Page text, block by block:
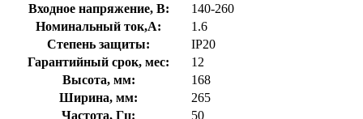
Входное напряжение, В:
140-260
Номинальный ток,А:
1.6
Степень защиты:
IP20
Гарантийный срок, мес:
12
Высота, мм:
168
Ширина, мм:
265
Частота, Гц:
50